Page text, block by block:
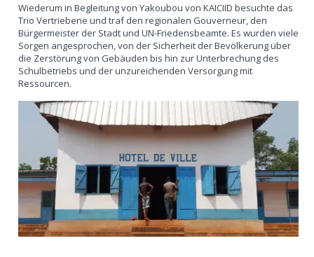
Wiederum in Begleitung von Yakoubou von KAICIID besuchte das
Trio Vertriebene und traf den regionalen Gouverneur, den
Bürgermeister der Stadt und UN-Friedensbeamte. Es wurden viele
Sorgen angesprochen, von der Sicherheit der Bevölkerung über
die Zerstörung von Gebäuden bis hin zur Unterbrechung des
Schulbetriebs und der unzureichenden Versorgung mit
Ressourcen.